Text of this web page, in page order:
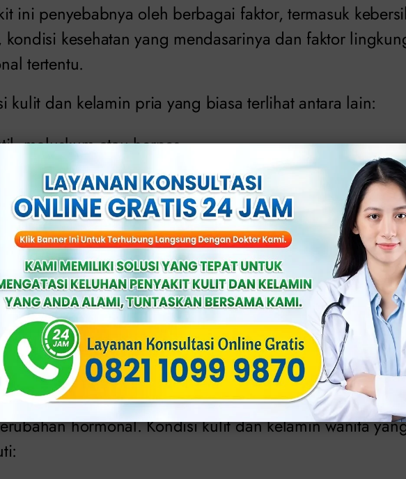
ini penyebabnya oleh berbagai faktor, termasuk
kesehatan yang mendasarinya dan faktor
tertentu.
kulit dan kelamin pria yang biasa terlihat antara lain:
moluskum atau herpes.
Zoon.
kulit.
kulit kelamin wanita relatif umum dan dapat
umum, kondisi tersebut dapat disebabkan oleh infeksi,
hormonal. Kondisi kulit dan kelamin wanita